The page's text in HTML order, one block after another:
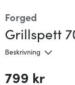
Forged
Grillspett
Beskrivning
799 kr